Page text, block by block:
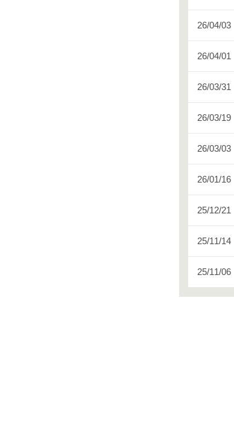
26/04/03
26/04/01
26/03/31
26/03/19
26/03/03
26/01/16
25/12/21
25/11/14
25/11/06